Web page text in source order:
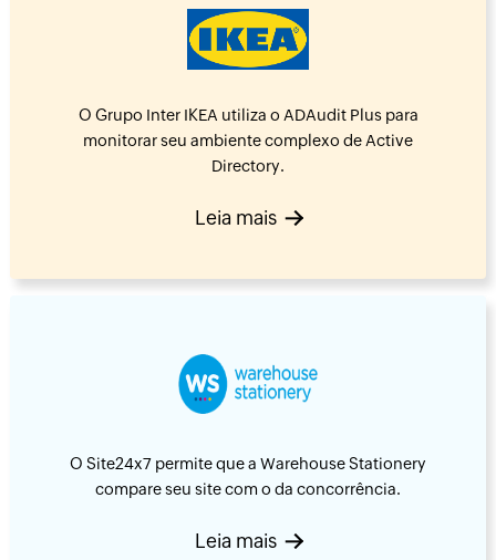
O Grupo Inter IKEA utiliza o ADAudit Plus para
monitorar seu ambiente complexo de Active
Directory.
Leia mais
O Site24x7 permite que a Warehouse Stationery
compare seu site com o da concorrência.
Leia mais